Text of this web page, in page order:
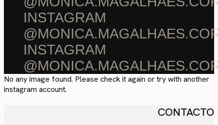
INSTAGRAM
INSTAGRAM
No any image found. Please check it again or try with another
instagram account.
CONTACTO